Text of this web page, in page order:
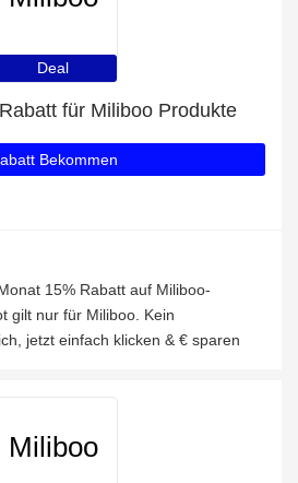
Deal
für Miliboo Produkte
Bekommen
15% Rabatt auf Miliboo-
gilt nur für Miliboo. Kein
jetzt einfach klicken & € sparen
Miliboo